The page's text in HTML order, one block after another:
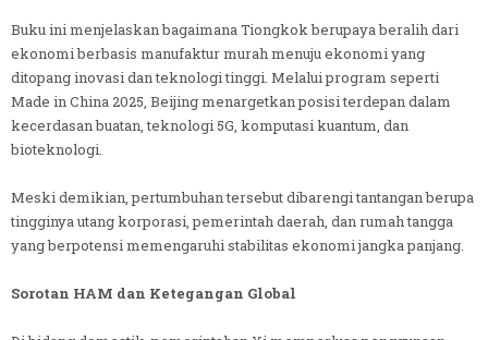
Buku ini menjelaskan bagaimana Tiongkok berupaya beralih dari
ekonomi berbasis manufaktur murah menuju ekonomi yang
ditopang inovasi dan teknologi tinggi. Melalui program seperti
Made in China 2025, Beijing menargetkan posisi terdepan dalam
kecerdasan buatan, teknologi 5G, komputasi kuantum, dan
bioteknologi.
Meski demikian, pertumbuhan tersebut dibarengi tantangan berupa
tingginya utang korporasi, pemerintah daerah, dan rumah tangga
yang berpotensi memengaruhi stabilitas ekonomi jangka panjang.
Sorotan HAM dan Ketegangan Global